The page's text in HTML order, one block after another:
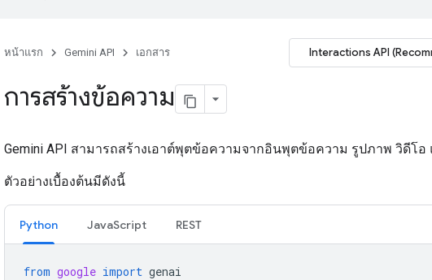
หน้าแรก Gemini API เอกสาร Interactions API
การสร้างข้อความ
Gemini API สามารถสร้างเอาต์พุตข้อความจากอินพุตข้อความ รูปภาพ วิดีโอ
ตัวอย่างเบื้องต้นมีดังนี้
Python JavaScript REST
from google import genai